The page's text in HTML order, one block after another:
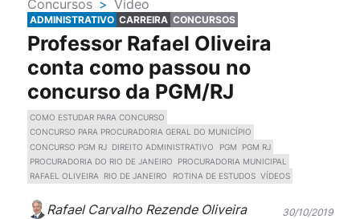
Concursos > Vídeo
ADMINISTRATIVO CARREIRA CONCURSOS
Professor Rafael Oliveira
conta como passou no
concurso da PGM/RJ
COMO ESTUDAR PARA CONCURSO
CONCURSO PARA PROCURADORIA GERAL DO MUNICÍPIO
CONCURSO PGM RJ
DIREITO ADMINISTRATIVO PGM
PGM RJ
PROCURADORIA DO RIO DE JANEIRO
PROCURADORIA MUNICIPAL
RAFAEL OLIVEIRA
RIO DE JANEIRO ROTINA DE ESTUDOS VÍDEOS
Rafael Carvalho Rezende Oliveira 30/10/2019